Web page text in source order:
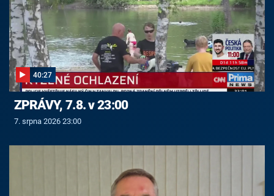
40:27
ZPRÁVY, 7.8. v 23:00
7. srpna 2026 23:00